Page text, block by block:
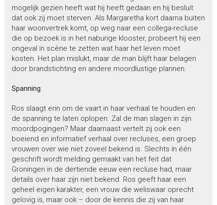
mogelijk gezien heeft wat hij heeft gedaan en hij besluit
dat ook zij moet sterven. Als Margaretha kort daarna buiten
haar woonvertrek komt, op weg naar een collega-recluse
die op bezoek is in het naburige klooster, probeert hij een
ongeval in scène te zetten wat haar het leven moet
kosten. Het plan mislukt, maar de man blijft haar belagen
door brandstichting en andere moordlustige plannen.
Spanning
Ros slaagt erin om de vaart in haar verhaal te houden en
de spanning te laten oplopen. Zal de man slagen in zijn
moordpogingen? Maar daarnaast vertelt zij ook een
boeiend en informatief verhaal over recluses, een groep
vrouwen over wie niet zoveel bekend is. Slechts in één
geschrift wordt melding gemaakt van het feit dat
Groningen in de dertiende eeuw een recluse had, maar
details over haar zijn niet bekend. Ros geeft haar een
geheel eigen karakter, een vrouw die weliswaar oprecht
gelovig is, maar ook – door de kennis die zij van haar